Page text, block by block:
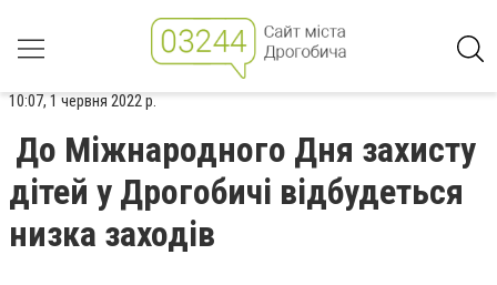
10:07, 1 червня 2022 р.
До Міжнародного Дня захисту
дітей у Дрогобичі відбудеться
низка заходів